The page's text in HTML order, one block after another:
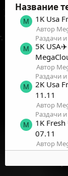
Название
M 1K Usa
Автор
Раздачи
M
5K
Автор
Раздачи
M
2K Usa
11.11
Автор
Раздачи
M
1K
07.11
Автор
Раздачи